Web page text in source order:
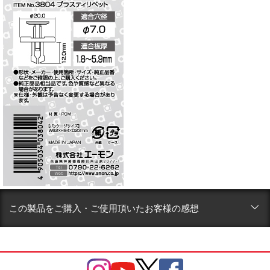
この製品をご購入・ご使用頂いたお客様の感想